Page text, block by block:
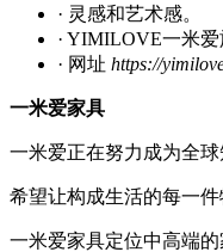
· 灵感和艺术感。
· YIMILOVE一米
· 网址 https://
一米爱家具
一米爱正在努力成为全球
希望让构成生活的每一
一米爱家具定位中高端